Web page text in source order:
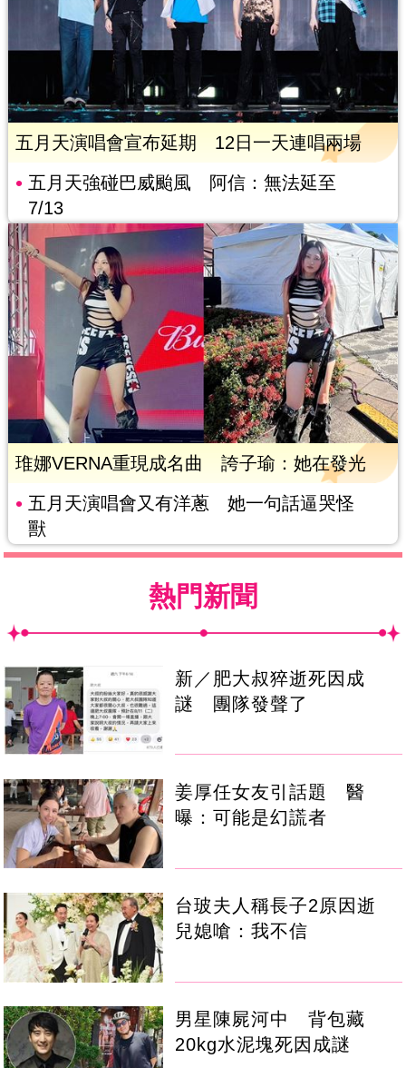
五月天演唱會宣布延期 12日一天連唱兩場
五月天強碰巴威颱風 阿信：無法延至
7/13
琟娜VERNA重現成名曲 誇子瑜：她在發光
五月天演唱會又有洋蔥 她一句話逼哭怪
獸
熱門新聞
新／肥大叔猝逝死因成
謎 團隊發聲了
姜厚任女友引話題 醫
曝：可能是幻謊者
台玻夫人稱長子2原因逝
兒媳嗆：我不信
男星陳屍河中 背包藏
20kg水泥塊死因成謎